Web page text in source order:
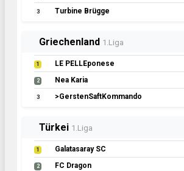
3 Turbine Brügge
Griechenland 1.Liga
1 LE PELLEponese
2 Nea Karia
3 >GerstenSaftKommando
Türkei 1.Liga
1 Galatasaray SC
2 FC Dragon